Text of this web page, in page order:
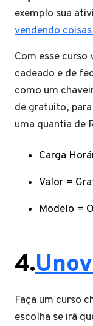
exemplo sua
vendendo
Com esse curso
cadeado e de
como um
de gratuito,
uma quantia de
Carga
Valor =
Modelo =
4.
Faça um curso
escolha se irá